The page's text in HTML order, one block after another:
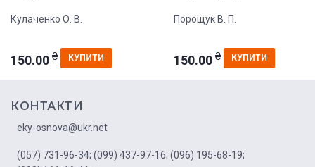
Кулаченко О. В.
150.00 ₴ КУПИТИ
Порощук В. П.
150.00 ₴ КУПИТИ
КОНТАКТИ
eky-osnova@ukr.net
(057) 731-96-34; (099) 437-97-16; (096) 195-68-19;